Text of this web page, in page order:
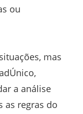
ou
mas
a análise
as regras do